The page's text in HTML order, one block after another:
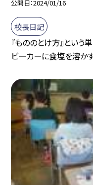
公開日 2024/01/16
校長日記
『もののとけ方』という
ビーカーに食塩を溶か